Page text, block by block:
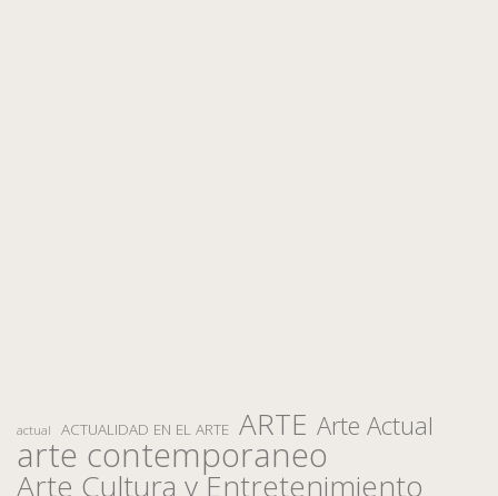
actual ACTUALIDAD EN EL ARTE ARTE Arte Actual
arte contemporaneo
Arte Cultura y Entretenimiento